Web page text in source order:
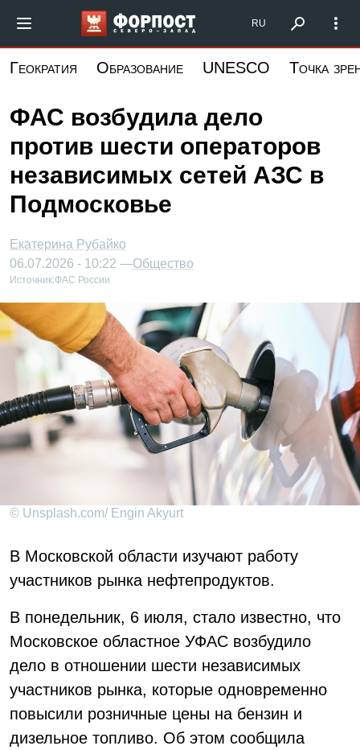
основному
Форпост Северо-Запад
RU
Геократия Образование UNESCO Точка
ФАС возбудила дело
против шести операторов
независимых сетей АЗС в
Подмосковье
Екатерина Рубайко
06.07.2026 - 10:22 —Общество
Источник:ФАС России
© Unsplash.com/ Engin Akyurt
В Московской области изучают работу
участников рынка нефтепродуктов.
В понедельник, 6 июля, стало известно, что
Московское областное УФАС возбудило
дело в отношении шести независимых
участников рынка, которые одновременно
повысили розничные цены на бензин и
дизельное топливо. Об этом сообщила